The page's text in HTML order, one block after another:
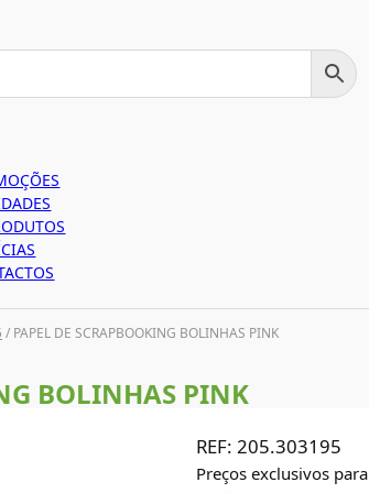
/ PAPEL DE SCRAPBOOKING BOLINHAS PINK
BOLINHAS PINK
REF: 205.303195
Preços exclusivos para